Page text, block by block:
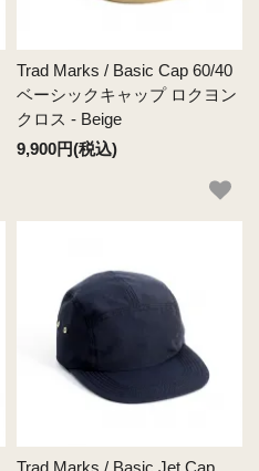
Trad Marks / Basic Cap 60/40
ベーシックキャップ ロクヨン
クロス - Beige
9,900円(税込)
Trad Marks / Basic Jet Cap